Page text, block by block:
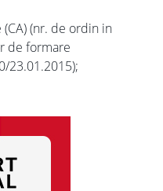
(nr. de ordin in
de formare
23.01.2015);